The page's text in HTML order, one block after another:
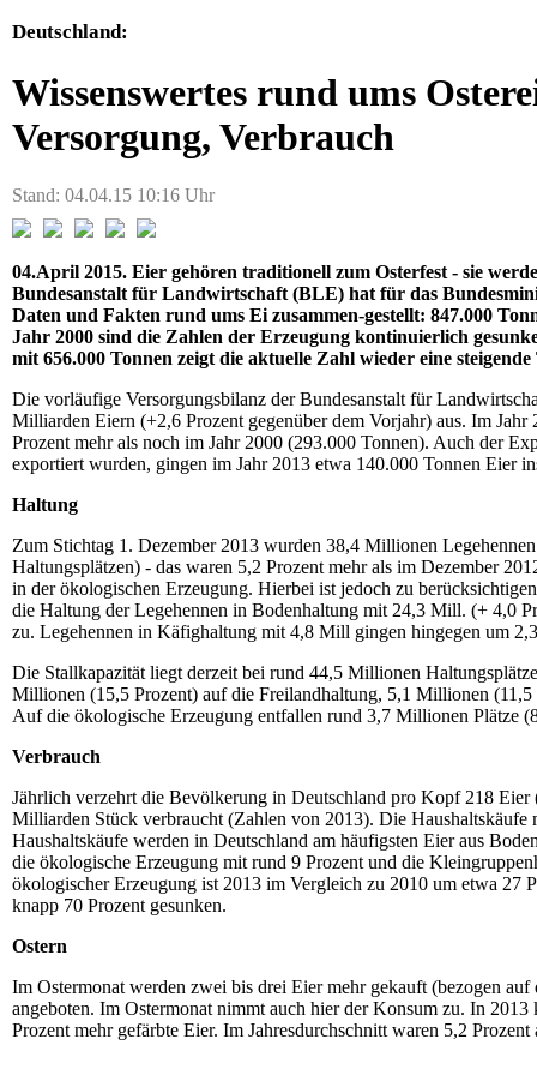
Deutschland:
Wissenswertes rund ums
Versorgung, Verbrauch
Stand: 04.04.15 10:16 Uhr
04.April 2015. Eier gehören traditionell zum Osterfest - sie
Bundesanstalt für Landwirtschaft (BLE) hat für das
Daten und Fakten rund ums Ei zusammen-gestellt: 847.000
Jahr 2000 sind die Zahlen der Erzeugung kontinuierlich
mit 656.000 Tonnen zeigt die aktuelle Zahl wieder eine steigende
Die vorläufige Versorgungsbilanz der Bundesanstalt für
Milliarden Eiern (+2,6 Prozent gegenüber dem Vorjahr) aus. Im
Prozent mehr als noch im Jahr 2000 (293.000 Tonnen). Auch der
exportiert wurden, gingen im Jahr 2013 etwa 140.000 Tonnen Eier
Haltung
Zum Stichtag 1. Dezember 2013 wurden 38,4 Millionen
Haltungsplätzen) - das waren 5,2 Prozent mehr als im Dezember
in der ökologischen Erzeugung. Hierbei ist jedoch zu
die Haltung der Legehennen in Bodenhaltung mit 24,3 Mill. (+ 4,0
zu. Legehennen in Käfighaltung mit 4,8 Mill gingen hingegen um
Die Stallkapazität liegt derzeit bei rund 44,5 Millionen
Millionen (15,5 Prozent) auf die Freilandhaltung, 5,1 Millionen
Auf die ökologische Erzeugung entfallen rund 3,7 Millionen Plätze
Verbrauch
Jährlich verzehrt die Bevölkerung in Deutschland pro Kopf 218
Milliarden Stück verbraucht (Zahlen von 2013). Die Haushaltskäufe
Haushaltskäufe werden in Deutschland am häufigsten Eier aus
die ökologische Erzeugung mit rund 9 Prozent und die
ökologischer Erzeugung ist 2013 im Vergleich zu 2010 um etwa 27
knapp 70 Prozent gesunken.
Ostern
Im Ostermonat werden zwei bis drei Eier mehr gekauft (bezogen
angeboten. Im Ostermonat nimmt auch hier der Konsum zu. In
Prozent mehr gefärbte Eier. Im Jahresdurchschnitt waren 5,2